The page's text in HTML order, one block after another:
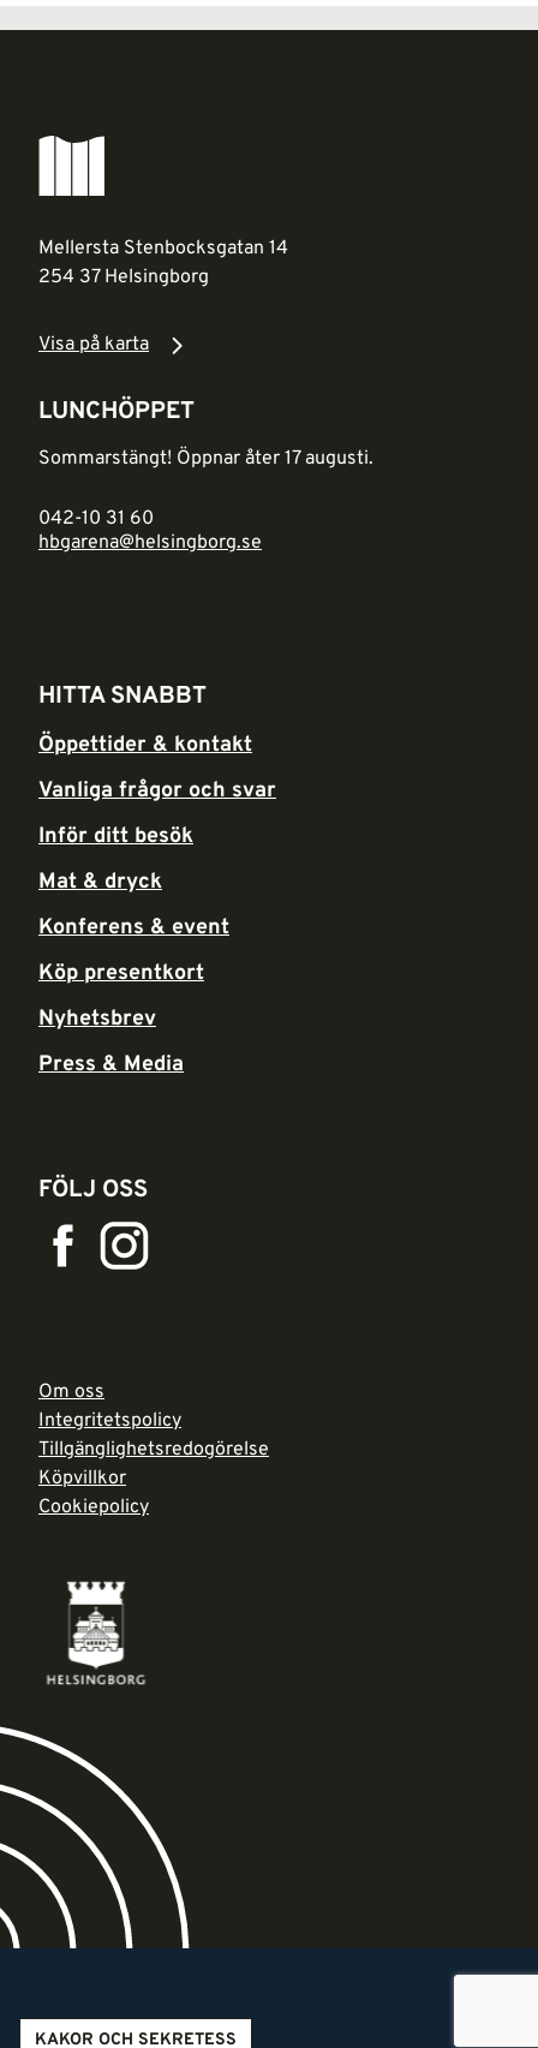
Mellersta Stenbocksgatan 14
254 37 Helsingborg
Visa på karta
LUNCHÖPPET
Sommarstängt! Öppnar åter 17 augusti.
042-10 31 60
hbgarena@helsingborg.se
HITTA SNABBT
Öppettider & kontakt
Vanliga frågor och svar
Inför ditt besök
Mat & dryck
Konferens & event
Köp presentkort
Nyhetsbrev
Press & Media
FÖLJ OSS
Om oss
Integritetspolicy
Tillgänglighetsredogörelse
Köpvillkor
Cookiepolicy
KAKOR OCH SEKRETESS